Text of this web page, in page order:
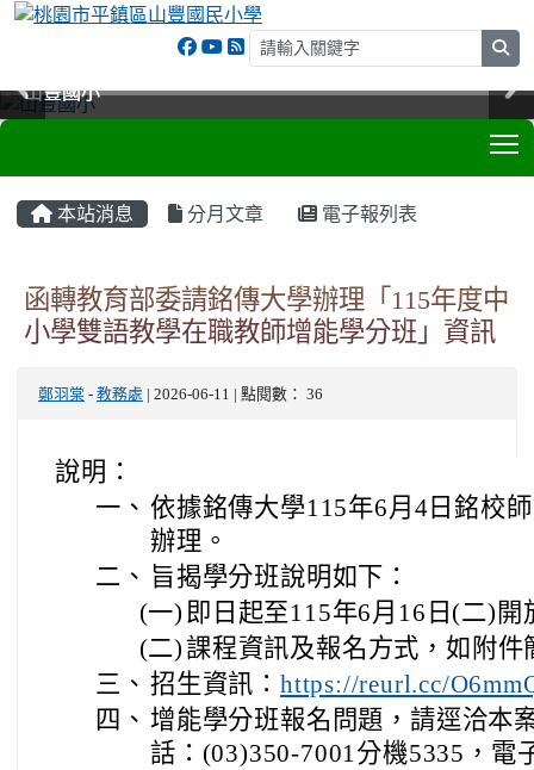
山豐國小
山豐國小
山豐國小
山豐國小
本站消息 分月文章 電子報列表
函轉教育部委請銘傳大學辦理「115年度中
小學雙語教學在職教師增能學分班」資訊
鄭羽棠 - 教務處 | 2026-06-11 | 點閱數： 36
說明：
一、 依據銘傳大學115年6月4日銘校
辦理。
二、 旨揭學分班說明如下：
(一) 即日起至115年6月16日(二)開
(二)課程資訊及報名方式，如附件
三、 招生資訊： https://reurl.cc/
四、 增能學分班報名問題，請逕洽本
話：(03)350-7001分機5335，電